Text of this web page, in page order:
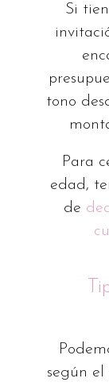
Si
tono
Para
edad,
de
según el